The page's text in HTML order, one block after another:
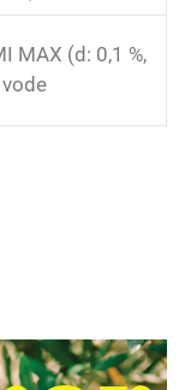
MAX (d: 0,1 %,